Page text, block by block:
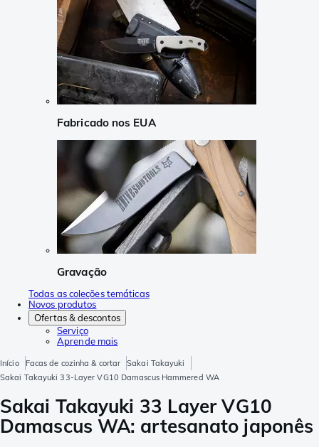
Fabricado nos EUA
Gravação
Todas as coleções temáticas
Novos produtos
Ofertas & descontos
Serviço
Aprende mais
Início Facas de cozinha & cortar
Sakai Takayuki
Sakai Takayuki 33-Layer VG10 Damascus Hammered WA
Sakai Takayuki 33 Layer VG10
Damascus WA: artesanato japonês